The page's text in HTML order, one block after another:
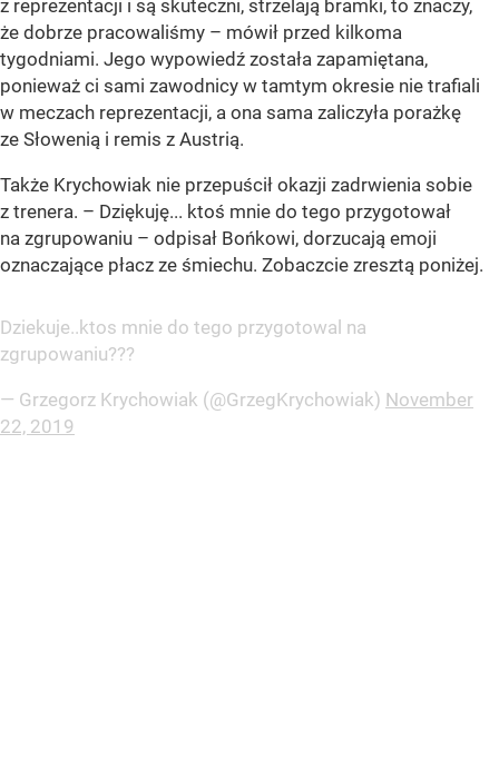
z reprezentacji i są skuteczni, strzelają bramki, to znaczy,
że dobrze pracowaliśmy – mówił przed kilkoma
tygodniami. Jego wypowiedź została zapamiętana,
ponieważ ci sami zawodnicy w tamtym okresie nie trafiali
w meczach reprezentacji, a ona sama zaliczyła porażkę
ze Słowenią i remis z Austrią.
Także Krychowiak nie przepuścił okazji zadrwienia sobie
z trenera. – Dziękuję... ktoś mnie do tego przygotował
na zgrupowaniu – odpisał Bońkowi, dorzucają emoji
oznaczające płacz ze śmiechu. Zobaczcie zresztą poniżej.
Dziekuje..ktos mnie do tego przygotowal na
zgrupowaniu???
— Grzegorz Krychowiak (@GrzegKrychowiak) November
22, 2019